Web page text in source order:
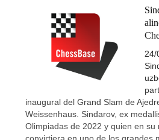
24/
inaugural del Grand Slam de
Weissenhaus. Sindarov, ex
Olimpiadas de 2022 y quien en su
convirtiera en uno de los grandes